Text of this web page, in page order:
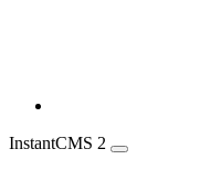
InstantCMS 2